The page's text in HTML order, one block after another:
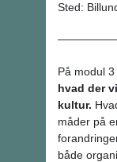
Sted:
På modul
hvad der
kultur.
måder på
både